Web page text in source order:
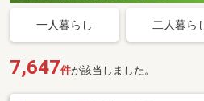
一人暮らし 二人暮ら
7,647件が該当しました。